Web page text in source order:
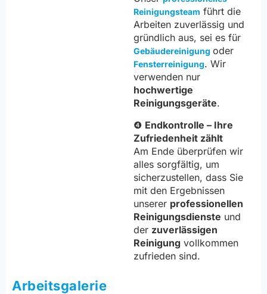
Reinigungsteam führt die
Arbeiten zuverlässig und
gründlich aus, sei es für
Gebäudereinigung oder
Fensterreinigung. Wir
verwenden nur
hochwertige
Reinigungsgeräte.
❹ Endkontrolle – Ihre
Zufriedenheit zählt
Am Ende überprüfen wir
alles sorgfältig, um
sicherzustellen, dass Sie
mit den Ergebnissen
unserer professionellen
Reinigungsdienste und
der zuverlässigen
Reinigung vollkommen
zufrieden sind.
Arbeitsgalerie